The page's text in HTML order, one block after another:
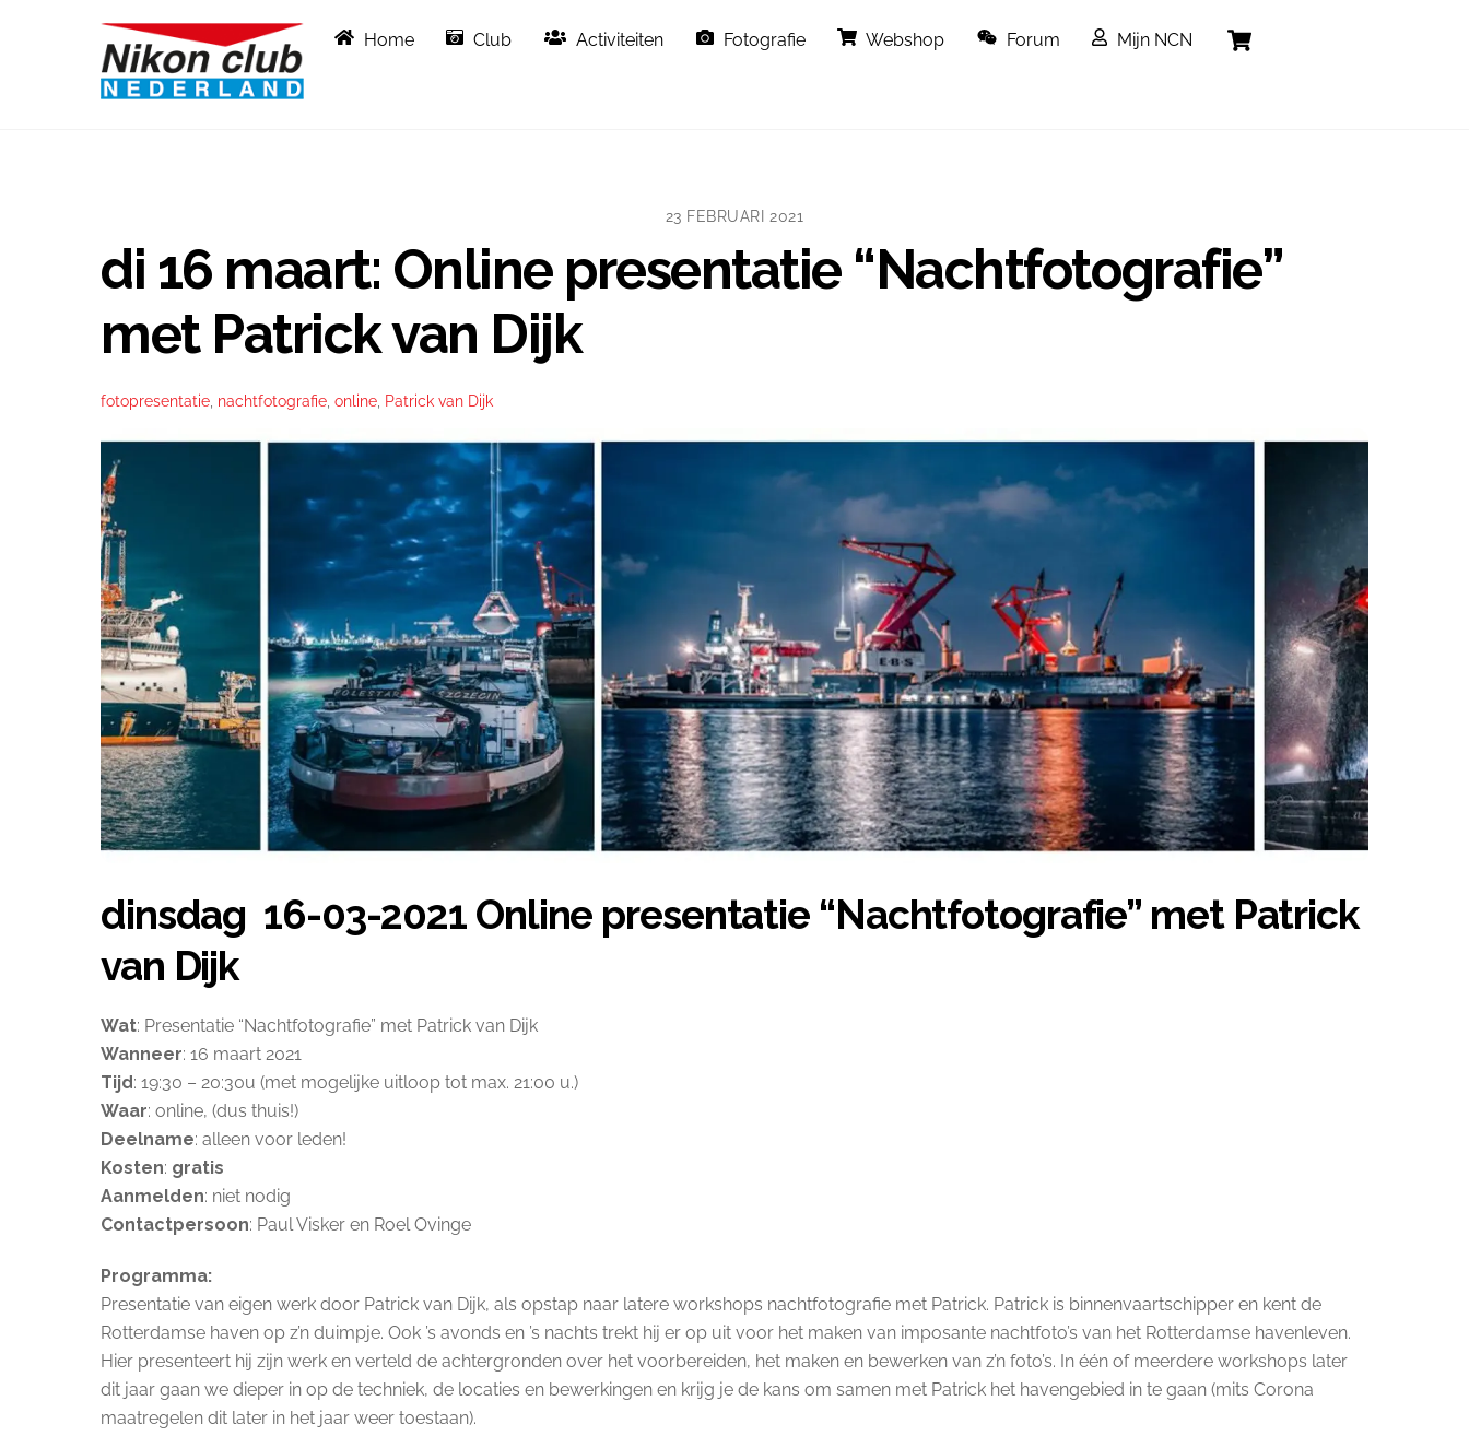
Home Club Activiteiten Fotografie Webshop Forum Mijn NCN
23 FEBRUARI 2021
di 16 maart: Online presentatie “Nachtfotografie”
met Patrick van Dijk
fotopresentatie nachtfotografie online Patrick van Dijk
dinsdag 16-03-2021 Online presentatie “Nachtfotografie” met Patrick
van Dijk
Wat: Presentatie “Nachtfotografie” met Patrick van Dijk
Wanneer: 16 maart 2021
Tijd: 19:30 – 20:30u (met mogelijke uitloop tot max. 21:00 u.)
Waar: online, (dus thuis!)
Deelname: alleen voor leden!
Kosten: gratis
Aanmelden: niet nodig
Contactpersoon: Paul Visker en Roel Ovinge
Programma:
Presentatie van eigen werk door Patrick van Dijk, als opstap naar latere workshops nachtfotografie met Patrick. Patrick is binnenvaartschipper en kent de
Rotterdamse haven op z’n duimpje. Ook ’s avonds en ’s nachts trekt hij er op uit voor het maken van imposante nachtfoto’s van het Rotterdamse havenleven.
Hier presenteert hij zijn werk en verteld de achtergronden over het voorbereiden, het maken en bewerken van z’n foto’s. In één of meerdere workshops later
dit jaar gaan we dieper in op de techniek, de locaties en bewerkingen en krijg je de kans om samen met Patrick het havengebied in te gaan (mits Corona
maatregelen dit later in het jaar weer toestaan).
To